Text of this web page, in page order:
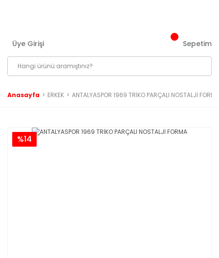
Üye Girişi Sepetim
Anasayfa ERKEK ANTALYASPOR 1969 TRİKO PARÇALI NOSTALJİ FORMA
%14